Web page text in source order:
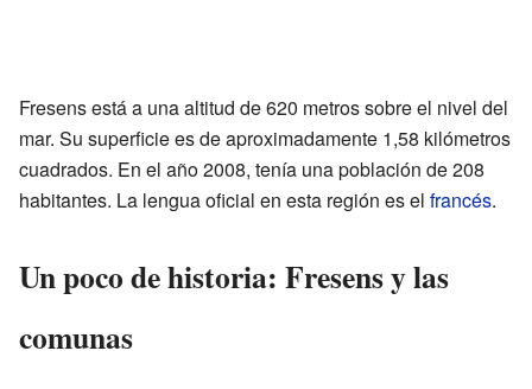
Fresens está a una altitud de 620 metros sobre el nivel del
mar. Su superficie es de aproximadamente 1,58 kilómetros
cuadrados. En el año 2008, tenía una población de 208
habitantes. La lengua oficial en esta región es el francés.
Un poco de historia: Fresens y las
comunas